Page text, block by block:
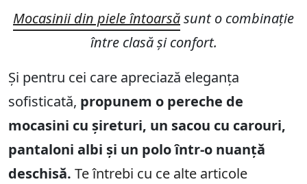
Mocasinii din piele întoarsăsunt o combinație
între clasă și confort.
Și pentru cei care apreciază eleganța
sofisticată, propunem o pereche de
mocasini cu șireturi, un sacou cu carouri,
pantaloni albi și un polo într-o nuanță
deschisă. Te întrebi cu ce alte articole